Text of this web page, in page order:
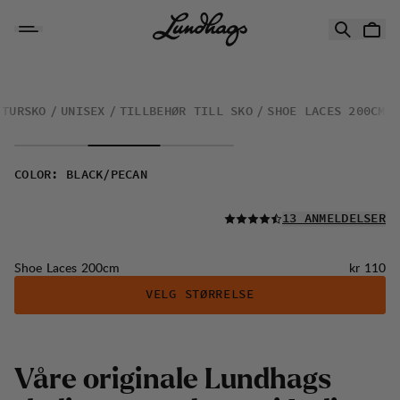
TURSKO UNISEX TILLBEHØR TILL SKO SHOE LACES 200CM
COLOR : BLACK/PECAN
LES ALLE
13 ANMELDELSER
Shoe Laces 200cm Pris:
kr 110
VELG STØRRELSE
Våre originale Lundhags